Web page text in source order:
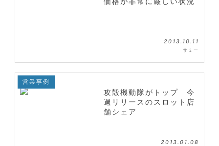
2013.10.11
サミー
営業事例
攻殻機動隊がトップ 今
週リリースのスロット店
舗シェア
2013.01.08